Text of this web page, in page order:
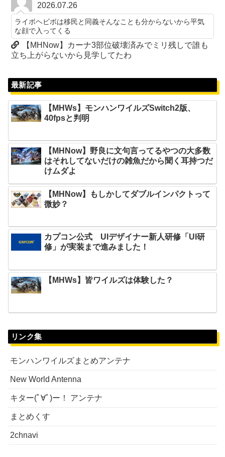
2026.07.26
ライボヘビボは移民と同義そんなことも分からないから平気
な顔で入ってくる
【MHNow】カーナ3部位破壊済みでミリ残しで誰も
立ち上がらないから見学してたわ
最新記事
【MHWs】モンハンワイルズSwitch2版、
40fpsと判明
【MHNow】野良に文句言ってるやつの大多数
はそれしてないだけの雑魚だから聞く耳持つだ
けムダよ
【MHNow】もしかしてダブルインパクトって
微妙？
カプコン公式 UIデザイナー新人研修「UI研
修」が実装まで進みました！
【MHWs】皆ワイルズは体験した？
リンク集
モンハンワイルズまとめアンテナ
New World Antenna
キター(ﾟ∀ﾟ)ー！ アンテナ
まとめくす
2chnavi